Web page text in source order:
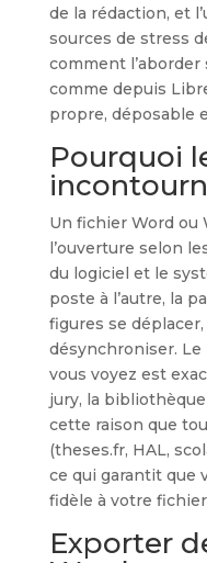
de la rédaction, et
sources de stress
comment
comme depuis
propre, déposable
Pourquoi
Un fichier Word ou
l’ouverture selon
du logiciel et le
poste à l’autre, la
figures se
désynchroniser. Le
vous voyez est
jury, la
cette raison que
(theses.fr, HAL,
ce qui garantit que
fidèle à votre
Exporter